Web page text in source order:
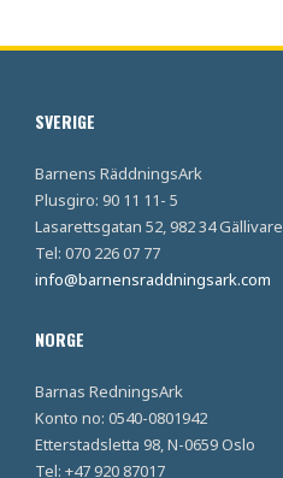
SVERIGE
Barnens RäddningsArk
Plusgiro: 90 11 11- 5
Lasarettsgatan 52, 982 34 Gällivare
Tel: 070 226 07 77
info@barnensraddningsark.com
NORGE
Barnas RedningsArk
Konto no: 0540-0801942
Etterstadsletta 98, N-0659 Oslo
Tel: +47 920 87017